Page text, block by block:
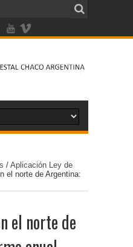
/ Aplicación Ley de
el norte de Argentina:
el norte de